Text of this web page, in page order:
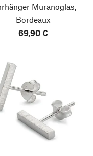
Muranoglas,
Bordeaux
69,90 €